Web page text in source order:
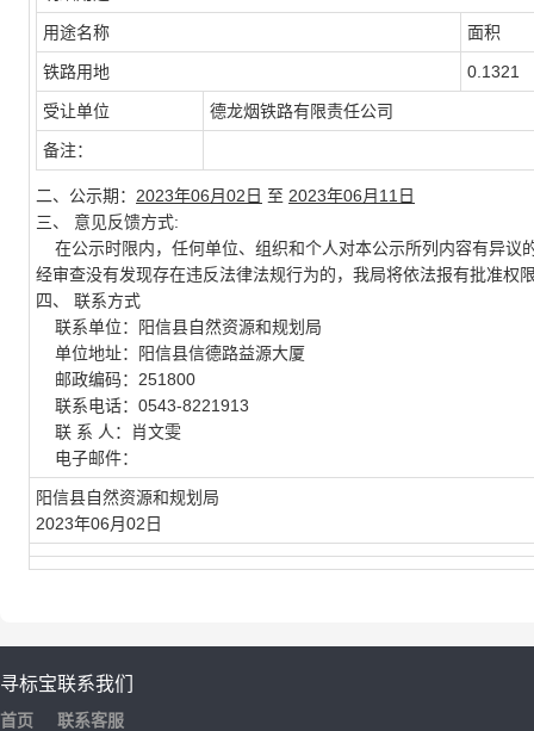
用途名称 面积
铁路用地 0.1321
受让单位 德龙烟铁路有限责任公司
备注：
二、公示期： 2023年06月02日 至 2023年06月11日
三、 意见反馈方式:
在公示时限内，任何单位、组织和个人对本公示所列内容有异议
经审查没有发现存在违反法律法规行为的，我局将依法报有批准权
四、 联系方式
联系单位：阳信县自然资源和规划局
单位地址：阳信县信德路益源大厦
邮政编码：251800
联系电话：0543-8221913
联 系 人：肖文雯
电子邮件：
阳信县自然资源和规划局
2023年06月02日
寻标宝
首页
联系我们
联系客服